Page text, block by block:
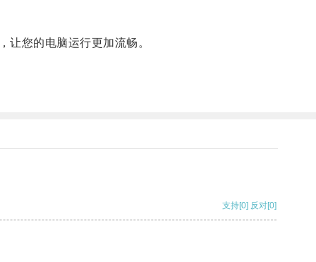
您的电脑运行更加流畅。
支持[0] 反对[0]